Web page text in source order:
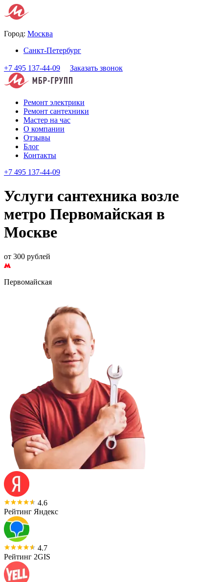
Город: Москва
Санкт-Петербург
+7 495 137-44-09 Заказать звонок
Ремонт электрики
Ремонт сантехники
Мастер на час
О компании
Отзывы
Блог
Контакты
+7 495 137-44-09
Услуги сантехника возле
метро Первомайская в
Москве
от 300 рублей
Первомайская
4.6
Рейтинг Яндекс
4.7
Рейтинг 2GIS